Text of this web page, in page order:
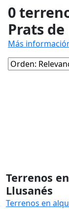
0
Prats
Más
Terrenos
Llusanés
Terrenos en